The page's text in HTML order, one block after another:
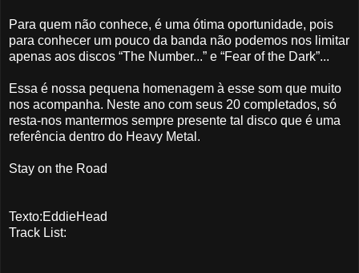
Para quem não conhece, é uma ótima oportunidade, pois
para conhecer um pouco da banda não podemos nos limitar
apenas aos discos “The Number...” e “Fear of the Dark”...
Essa é nossa pequena homenagem à esse som que muito
nos acompanha. Neste ano com seus 20 completados, só
resta-nos mantermos sempre presente tal disco que é uma
referência dentro do Heavy Metal.
Stay on the Road
Texto:EddieHead
Track List: